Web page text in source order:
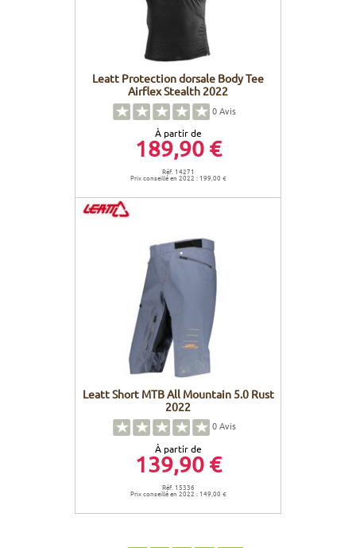
Leatt Protection dorsale Body Tee
Airflex Stealth 2022
0Avis
À partir de
189,90 €
Réf. 14271
Prix conseillé en 2022 : 199,00 €
Leatt Short MTB All Mountain 5.0 Rust
2022
0Avis
À partir de
139,90 €
Réf. 15336
Prix conseillé en 2022 : 149,00 €